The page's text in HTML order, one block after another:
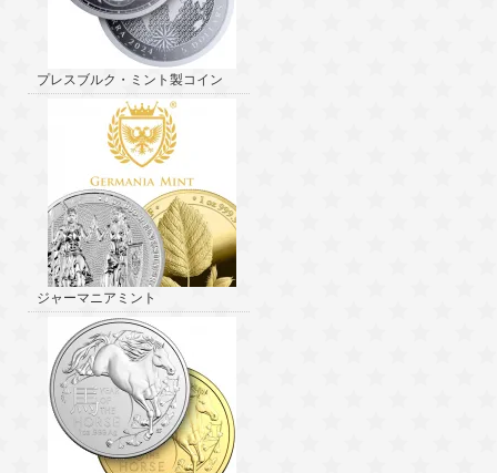
プレスブルク・ミント製コイン
ジャーマニアミント